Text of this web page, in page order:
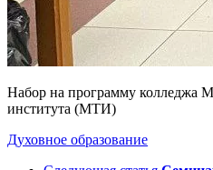
Набор на программу колледжа
института (МТИ)
Духовное образование